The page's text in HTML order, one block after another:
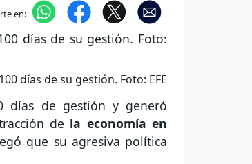
en:
días de su gestión. Foto: EFE
días de gestión y generó
de la economía en
que su agresiva política